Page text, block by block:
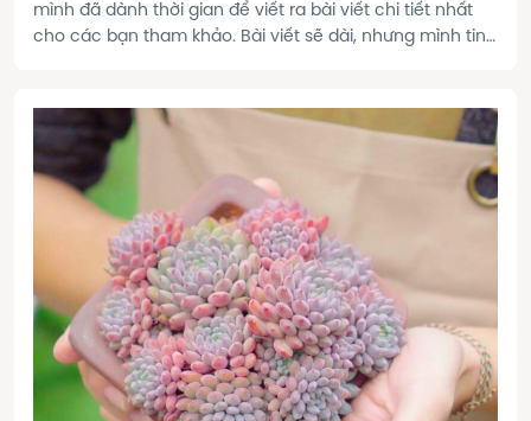
mình đã dành thời gian để viết ra bài viết chi tiết nhất
cho các bạn tham khảo. Bài viết sẽ dài, nhưng mình tin